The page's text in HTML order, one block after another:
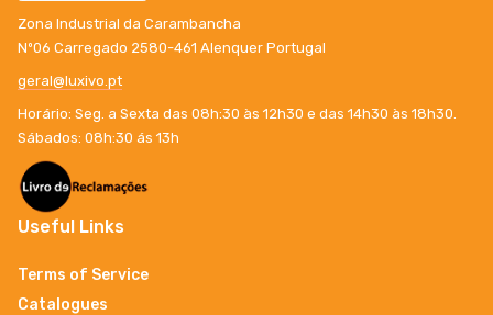
Zona Industrial da Carambancha
Nº06 Carregado 2580-461 Alenquer Portugal
geral@luxivo.pt
Horário: Seg. a Sexta das 08h:30 às 12h30 e das 14h30 às 18h30.
Sábados: 08h:30 ás 13h
Useful Links
Terms of Service
Catalogues